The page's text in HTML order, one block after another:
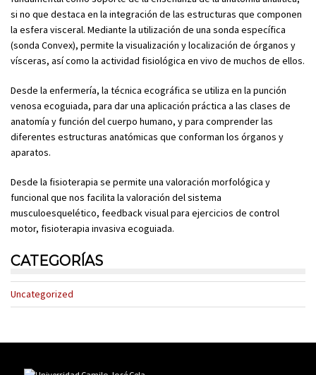
si no que destaca en la integración de las estructuras que componen
la esfera visceral. Mediante la utilización de una sonda específica
(sonda Convex), permite la visualización y localización de órganos y
vísceras, así como la actividad fisiológica en vivo de muchos de ellos.
Desde la enfermería, la técnica ecográfica se utiliza en la punción
venosa ecoguiada, para dar una aplicación práctica a las clases de
anatomía y función del cuerpo humano, y para comprender las
diferentes estructuras anatómicas que conforman los órganos y
aparatos.
Desde la fisioterapia se permite una valoración morfológica y
funcional que nos facilita la valoración del sistema
musculoesquelético, feedback visual para ejercicios de control
motor, fisioterapia invasiva ecoguiada.
CATEGORÍAS
Uncategorized